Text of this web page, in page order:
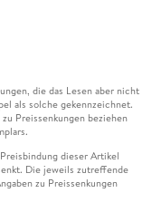
die das Lesen aber nicht
als solche gekennzeichnet.
Preissenkungen beziehen
dieser Artikel
Die jeweils zutreffende
zu Preissenkungen